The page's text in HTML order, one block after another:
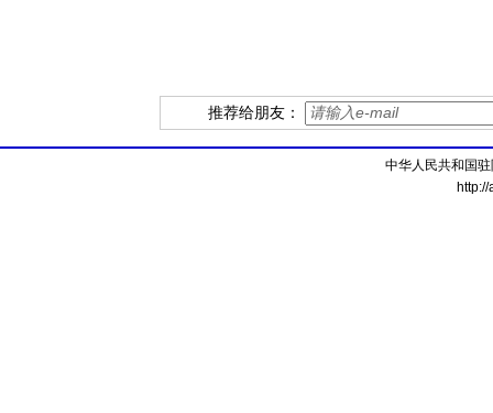
推荐给朋友：
中华人民共和国